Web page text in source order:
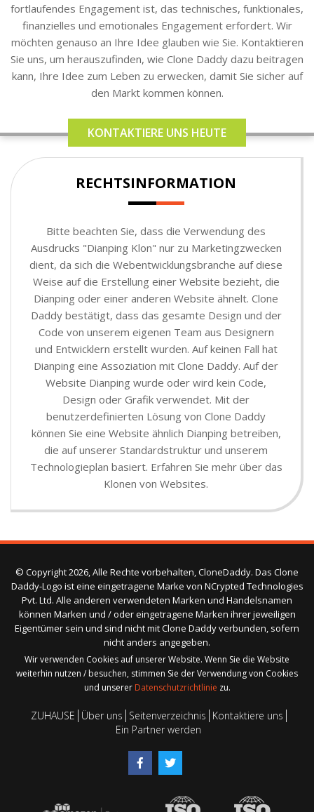
fortlaufendes Engagement ist, das technisches, funktionales,
finanzielles und emotionales Engagement erfordert. Wir
möchten genauso an Ihre Idee glauben wie Sie. Kontaktieren
Sie uns, um herauszufinden, wie Clone Daddy dazu beitragen
kann, Ihre Idee zum Leben zu erwecken, damit Sie sicher auf
den Markt kommen können.
KONTAKTIERE UNS HEUTE
RECHTSINFORMATION
Bitte beachten Sie, dass die Verwendung des
Ausdrucks "Dianping Klon" nur zu Marketingzwecken
dient, da sich die Webentwicklungsbranche auf diese
Weise auf die Erstellung einer Website bezieht, die
Dianping oder einer anderen Website ähnelt. Clone
Daddy bestätigt, dass das gesamte Design und der
Code von unserem eigenen Team aus Designern
und Entwicklern erstellt wurden. Auf keinen Fall hat
Dianping eine Assoziation mit Clone Daddy. Auf der
Website Dianping wurde oder wird kein Code,
Design oder Grafik verwendet. Mit der
benutzerdefinierten Lösung von Clone Daddy
können Sie eine Website ähnlich Dianping betreiben,
die auf unserer Standardstruktur und unserem
Technologieplan basiert. Erfahren Sie mehr über das
Klonen von Websites.
© Copyright 2026, Alle Rechte vorbehalten, CloneDaddy. Das Clone
Daddy-Logo ist eine eingetragene Marke von NCrypted Technologies
Pvt. Ltd. Alle anderen verwendeten Marken und Handelsnamen
können Marken und / oder eingetragene Marken ihrer jeweiligen
Eigentümer sein und sind nicht mit Clone Daddy verbunden, sofern
nicht anders angegeben.
Wir verwenden Cookies auf unserer Website. Wenn Sie die Website
weiterhin nutzen / besuchen, stimmen Sie der Verwendung von Cookies
und unserer Datenschutzrichtlinie zu.
ZUHAUSE Über uns Seitenverzeichnis Kontaktiere uns
Ein Partner werden